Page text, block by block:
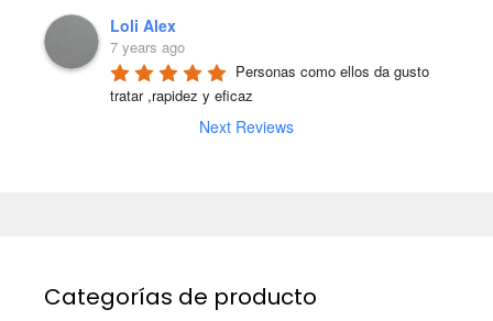
Loli Alex
7 years ago
Personas como ellos da gusto
tratar ,rapidez y eficaz
Next Reviews
Categorías de producto